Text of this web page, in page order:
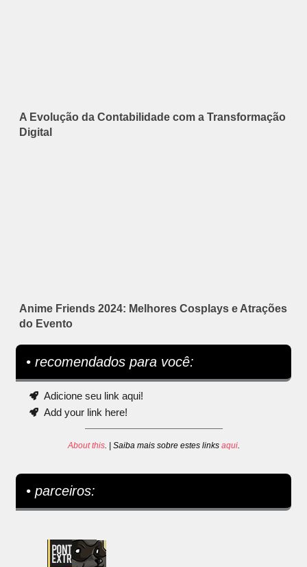
A Evolução da Contabilidade com a Transformação
Digital
Anime Friends 2024: Melhores Cosplays e Atrações
do Evento
• recomendados para você:
Adicione seu link aqui!
Add your link here!
About this. | Saiba mais sobre estes links aqui.
• parceiros: